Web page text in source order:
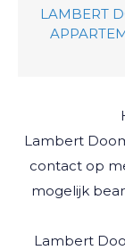
LAMBERT
Lambert
contact op
mogelijk
Lambert